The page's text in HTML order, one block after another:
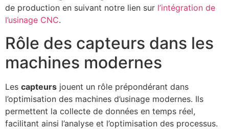
de production en suivant notre lien sur l’intégration de
l’usinage CNC.
Rôle des capteurs dans les
machines modernes
Les capteurs jouent un rôle prépondérant dans
l’optimisation des machines d’usinage modernes. Ils
permettent la collecte de données en temps réel,
facilitant ainsi l’analyse et l’optimisation des processus.